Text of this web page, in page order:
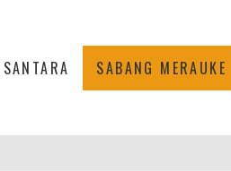
SABANG MERAUKE